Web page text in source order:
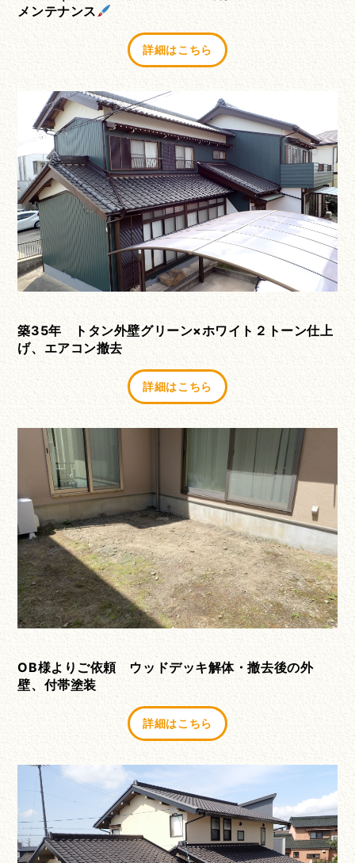
メンテナンス
詳細はこちら
築35年 トタン外壁グリーン×ホワイト２トーン仕上
げ、エアコン撤去
詳細はこちら
OB様よりご依頼 ウッドデッキ解体・撤去後の外
壁、付帯塗装
詳細はこちら